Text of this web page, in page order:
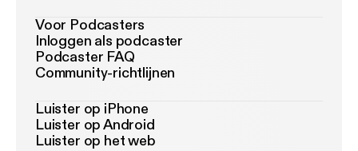
Voor Podcasters
Inloggen als podcaster
Podcaster FAQ
Community-richtlijnen
Luister op iPhone
Luister op Android
Luister op het web